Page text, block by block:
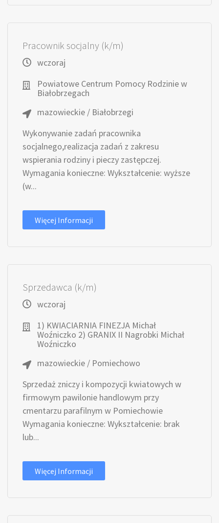
Pracownik socjalny (k/m)
wczoraj
Powiatowe Centrum Pomocy Rodzinie w
Białobrzegach
mazowieckie / Białobrzegi
Wykonywanie zadań pracownika
socjalnego,realizacja zadań z zakresu
wspierania rodziny i pieczy zastępczej.
Wymagania konieczne: Wykształcenie: wyższe
(w...
Więcej Informacji
Sprzedawca (k/m)
wczoraj
1) KWIACIARNIA FINEZJA Michał
Woźniczko 2) GRANIX II Nagrobki Michał
Woźniczko
mazowieckie / Pomiechowo
Sprzedaż zniczy i kompozycji kwiatowych w
firmowym pawilonie handlowym przy
cmentarzu parafilnym w Pomiechowie
Wymagania konieczne: Wykształcenie: brak
lub...
Więcej Informacji